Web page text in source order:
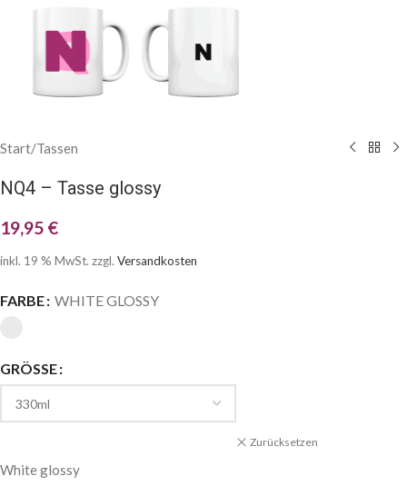
Start/Tassen
NQ4 – Tasse glossy
19,95 €
inkl. 19 % MwSt. zzgl. Versandkosten
FARBE WHITE GLOSSY
GRÖSSE
Zurücksetzen
White glossy